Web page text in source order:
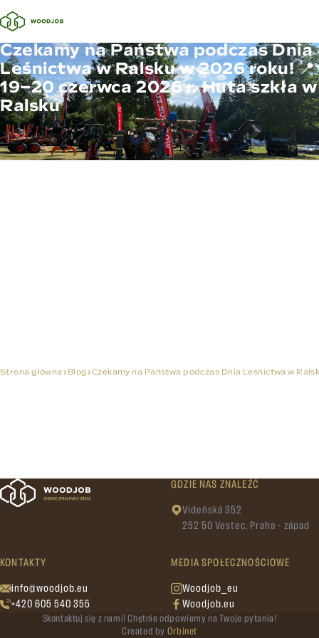
Czekamy na Państwa podczas Dnia
Leśnictwa w Ralsku w 2026 roku! 📍
19–20 czerwca 2026 r. Huta szkła w
Ralsku
Strona główna Blog Czekamy na Państwa podczas Dnia Leśnictwa w
GDZIE NAS ZNALEŹĆ
Vídeňská 352
252 50 Vestec, Praha - západ
KONTAKTY
info@woodjob.eu
+420 605 540 355
MEDIA SPOŁECZNOŚCIOWE
Woodjob_eu
Woodjob.eu
Skontaktuj się z nami! Chętnie odpowiemy na Twoje pytania!
Created by Orbinet